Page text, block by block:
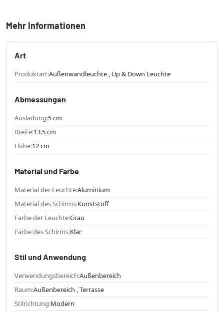
Mehr Informationen
Art
Produktart:Außenwandleuchte , Up & Down Leuchte
Abmessungen
Ausladung:5 cm
Breite:13.5 cm
Höhe:12 cm
Material und Farbe
Material der Leuchte:Aluminium
Material des Schirms:Kunststoff
Farbe der Leuchte:Grau
Farbe des Schirms:Klar
Stil und Anwendung
Verwendungsbereich:Außenbereich
Raum:Außenbereich , Terrasse
Stilrichtung:Modern